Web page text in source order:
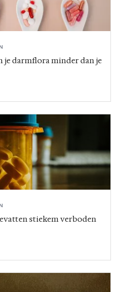
je darmflora minder dan je
stiekem verboden